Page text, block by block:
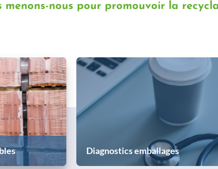
menons-nous pour promouvoir la
Diagnostics emballages